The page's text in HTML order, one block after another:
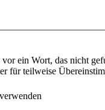
vor ein Wort, das nicht
für teilweise